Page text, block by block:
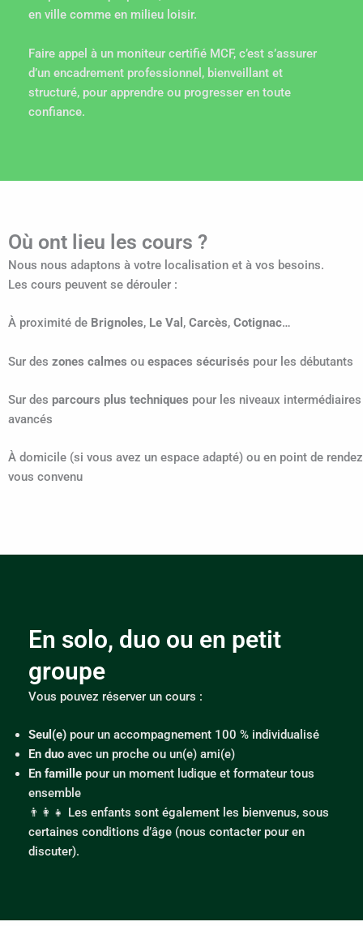
en ville comme en milieu loisir.
Faire appel à un moniteur certifié MCF, c’est s’assurer
d’un encadrement professionnel, bienveillant et
structuré, pour apprendre ou progresser en toute
confiance.
Où ont lieu les cours ?
Nous nous adaptons à votre localisation et à vos besoins.
Les cours peuvent se dérouler :
À proximité de Brignoles, Le Val , Carcès, Cotignac…
Sur des zones calmes ou espaces sécurisés pour les débutants
Sur des parcours plus techniques pour les niveaux
avancés
À domicile (si vous avez un espace adapté) ou en point de
vous convenu
En solo, duo ou en petit
groupe
Vous pouvez réserver un cours :
Seul(e) pour un accompagnement 100 % individualisé
En duo avec un proche ou un(e) ami(e)
En famille pour un moment ludique et formateur tous
ensemble
👨‍👩‍👧 Les enfants sont également les bienvenus, sous
certaines conditions d’âge (nous contacter pour en
discuter).